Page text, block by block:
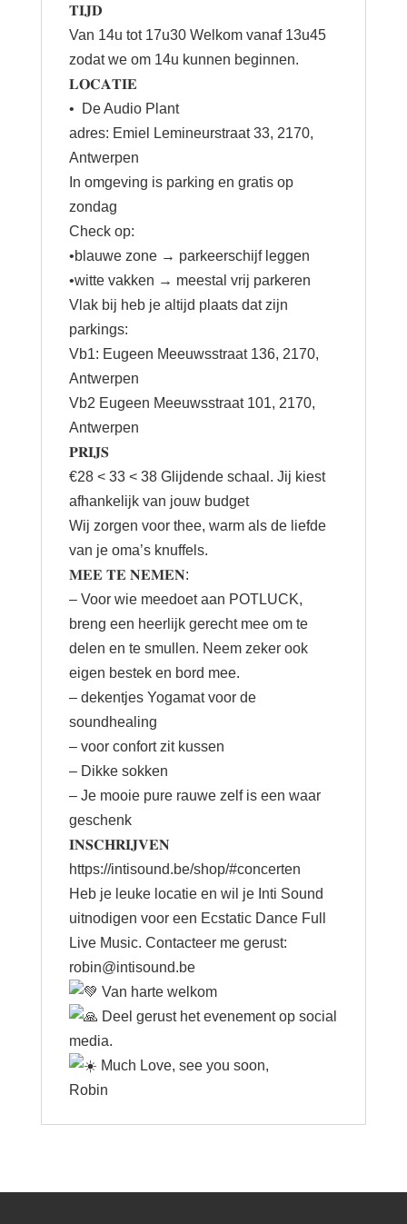
𝐓𝐈𝐉𝐃
Van 14u tot 17u30 Welkom vanaf 13u45
zodat we om 14u kunnen beginnen.
𝐋𝐎𝐂𝐀𝐓𝐈𝐄
•⁠ ⁠De Audio Plant
adres: Emiel Lemineurstraat 33, 2170,
Antwerpen
In omgeving is parking en gratis op
zondag
Check op:
•blauwe zone → parkeerschijf leggen
•witte vakken → meestal vrij parkeren
Vlak bij heb je altijd plaats dat zijn
parkings:
Vb1: Eugeen Meeuwsstraat 136, 2170,
Antwerpen
Vb2 Eugeen Meeuwsstraat 101, 2170,
Antwerpen
𝐏𝐑𝐈𝐉𝐒
€28 < 33 < 38 Glijdende schaal. Jij kiest
afhankelijk van jouw budget
Wij zorgen voor thee, warm als de liefde
van je oma’s knuffels.
𝐌𝐄𝐄 𝐓𝐄 𝐍𝐄𝐌𝐄𝐍:
– Voor wie meedoet aan POTLUCK,
breng een heerlijk gerecht mee om te
delen en te smullen. Neem zeker ook
eigen bestek en bord mee.
– dekentjes Yogamat voor de
soundhealing
– voor confort zit kussen
– Dikke sokken
– Je mooie pure rauwe zelf is een waar
geschenk
𝐈𝐍𝐒𝐂𝐇𝐑𝐈𝐉𝐕𝐄𝐍
https://intisound.be/shop/#concerten
Heb je leuke locatie en wil je Inti Sound
uitnodigen voor een Ecstatic Dance Full
Live Music. Contacteer me gerust:
robin@intisound.be
Van harte welkom
Deel gerust het evenement op social
media.
Much Love, see you soon,
Robin